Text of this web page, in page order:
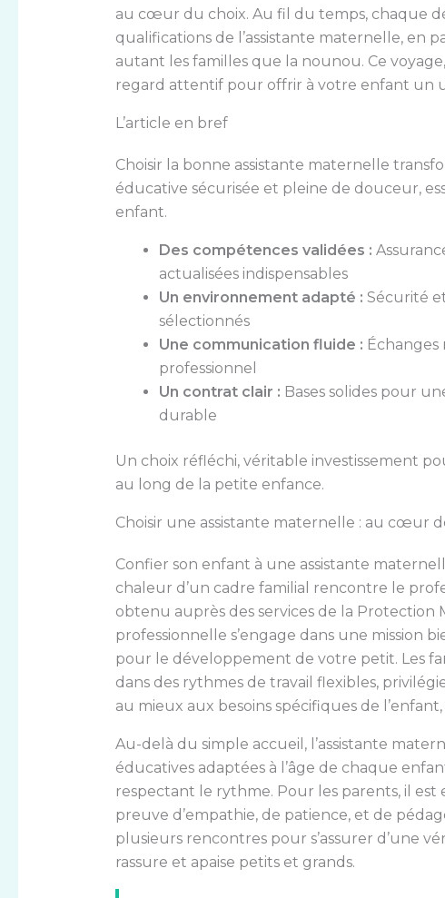
au cœur du choix. Au fil du temps, chaque
qualifications de l’assistante maternelle, en
autant les familles que la nounou. Ce
regard attentif pour offrir à votre enfant un
L’article en bref
Choisir la bonne assistante maternelle
éducative sécurisée et pleine de douceur,
enfant.
Des compétences validées :
actualisées indispensables
Un environnement adapté : Sécurité
sélectionnés
Une communication fluide :
professionnel
Un contrat clair : Bases solides pour
durable
Un choix réfléchi, véritable investissement
au long de la petite enfance.
Choisir une assistante maternelle : au cœur
Confier son enfant à une assistante
chaleur d’un cadre familial rencontre le
obtenu auprès des services de la
professionnelle s’engage dans une mission
pour le développement de votre petit. Les
dans des rythmes de travail flexibles,
au mieux aux besoins spécifiques de
Au-delà du simple accueil, l’assistante
éducatives adaptées à l’âge de chaque
respectant le rythme. Pour les parents, il
preuve d’empathie, de patience, et de
plusieurs rencontres pour s’assurer d’une
rassure et apaise petits et grands.